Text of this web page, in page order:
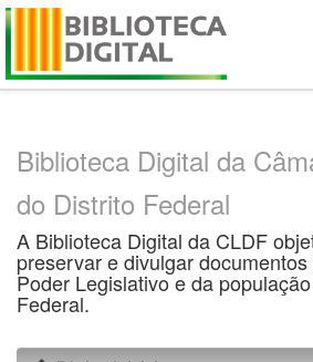
Skip
Biblioteca Digital da
do Distrito Federal
A Biblioteca Digital da CLDF
preservar e divulgar
Poder Legislativo e da
Federal.